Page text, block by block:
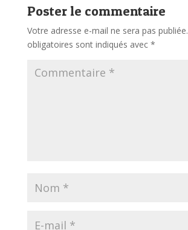
Poster le commentaire
Votre adresse e-mail ne sera pas publiée.
obligatoires sont indiqués avec *